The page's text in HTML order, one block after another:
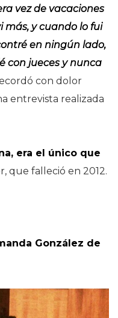
vez de vacaciones
más, y cuando lo fui
en ningún lado,
con jueces y nunca
con dolor
entrevista realizada
era el único que
que falleció en 2012.
González de